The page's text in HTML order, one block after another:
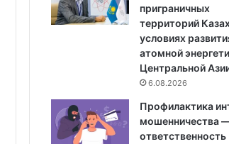
приграничных
территорий
условиях
атомной
Центральной
6.08.2026
Профилактика
мошенничества
ответственность